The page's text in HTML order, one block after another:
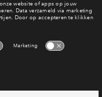
dan snel aan
belangrijkste nieuws en